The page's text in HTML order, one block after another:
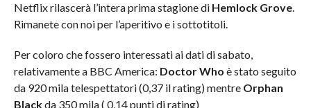
Netflix rilascerà l’intera prima stagione di Hemlock Grove.
Rimanete con noi per l’aperitivo e i sottotitoli.
Per coloro che fossero interessati ai dati di sabato,
relativamente a BBC America: Doctor Who è stato seguito
da 920 mila telespettatori (0,37 il rating) mentre Orphan
Blackda 350 mila ( 0,14 punti di rating)